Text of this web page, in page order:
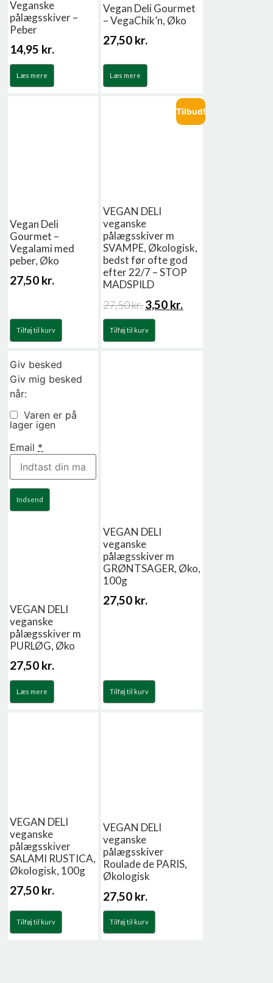
Veganske
pålægsskiver –
Peber
14,95 kr.
Læs mere
Vegan Deli Gourmet
– VegaChik’n, Øko
27,50 kr.
Læs mere
Vegan Deli
Gourmet –
Vegalami med
peber, Øko
27,50 kr.
Tilføj til kurv
Tilbud!
VEGAN DELI
veganske
pålægsskiver m
SVAMPE, Økologisk,
bedst før ofte god
efter 22/7 – STOP
MADSPILD
27,50kr. 3,50 kr.
Tilføj til kurv
Giv besked
Giv mig besked
når:
Varen er på
lager igen
Email *
Indsend
VEGAN DELI
veganske
pålægsskiver m
PURLØG, Øko
27,50 kr.
Læs mere
VEGAN DELI
veganske
pålægsskiver m
GRØNTSAGER, Øko,
100g
27,50 kr.
Tilføj til kurv
VEGAN DELI
veganske
pålægsskiver
SALAMI RUSTICA,
Økologisk, 100g
27,50 kr.
Tilføj til kurv
VEGAN DELI
veganske
pålægsskiver
Roulade de PARIS,
Økologisk
27,50 kr.
Tilføj til kurv